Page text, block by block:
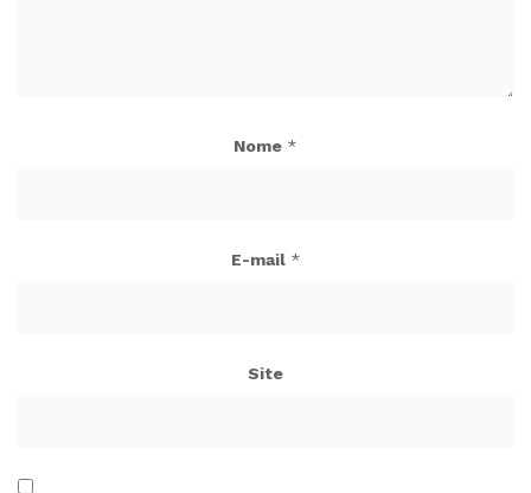
Nome *
E-mail *
Site